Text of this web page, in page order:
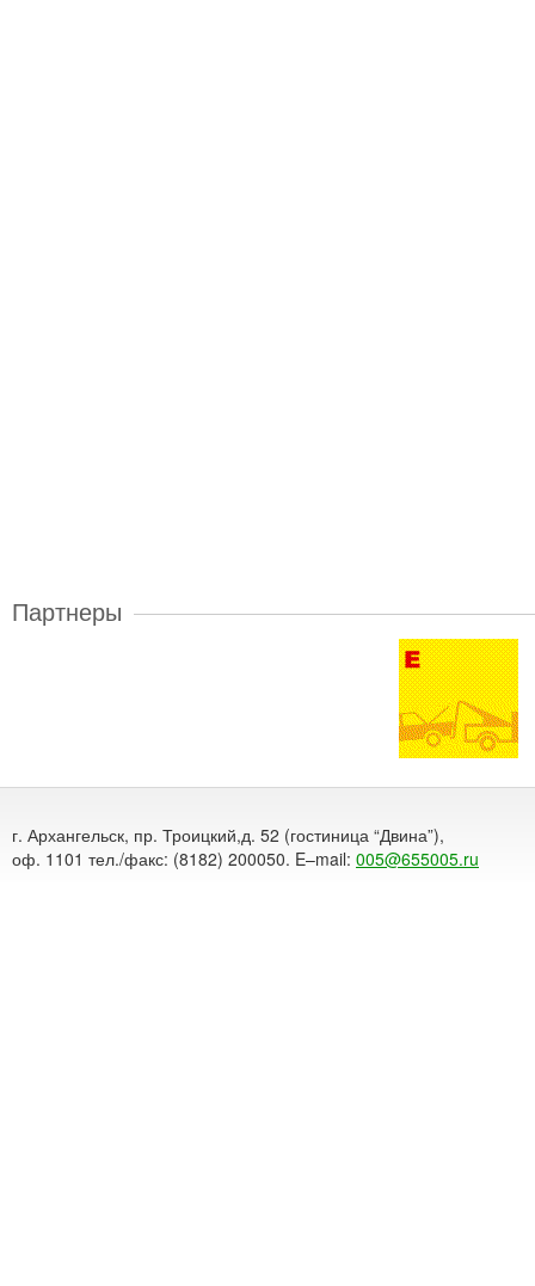
Партнеры
г. Архангельск, пр. Троицкий,д. 52 (гостиница “Двина”),
оф. 1101 тел./факс: (8182) 200050. E–mail: 005@655005.ru